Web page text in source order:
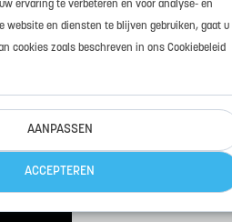
ervaring te verbeteren en voor analyse- en
website en diensten te blijven gebruiken, gaat u
cookies zoals beschreven in ons Cookiebeleid
ACCEPTEREN
AANPASSEN